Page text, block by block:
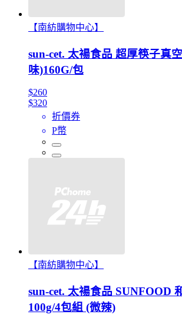
【南紡購物中心】
sun-cet. 太禓食品 超厚筷子真
味)160G/包
$260
$320
折價券
P幣
【南紡購物中心】
sun-cet. 太禓食品 SUNFOOD
100g/4包組 (微辣)